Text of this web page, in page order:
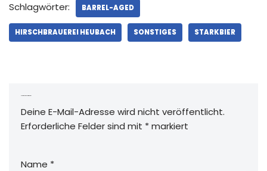
Schlagwörter: BARREL-AGED
HIRSCHBRAUEREI HEUBACH SONSTIGES STARKBIER
Deine E-Mail-Adresse wird nicht veröffentlicht.
Erforderliche Felder sind mit *markiert
Name *